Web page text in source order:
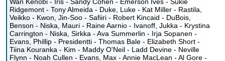
Ridgemont - Tony Almeida - Duke, Luke - Kat Miller - Rastila,
Veikko - Kwon, Jin-Soo - Safiiri - Robert Kincaid - DuBois,
Benson - Niska, Mauri - Raine Aarnio - Ivanoff, Jukka - Krystina
Carrington - Niska, Sirkka - Ava Summerlin - Irja Sopanen -
Evans, Phillip - Presidentti - Thomas Bale - Elizabeth Short -
Tiina Kouranka - Kim - Maddy O'Neil - Ladd Devine - Neville
Flynn - Noah Cullen - Evans, Max - Annie MacLean - Al Gore -